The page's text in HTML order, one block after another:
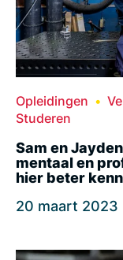
Opleidingen
Studeren
Sam en
mentaal en
hier beter
20 maart 2023